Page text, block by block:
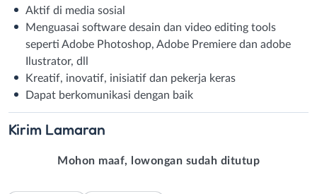
Aktif di media sosial
Menguasai software desain dan video editing tools
seperti Adobe Photoshop, Adobe Premiere dan adobe
Ilustrator, dll
Kreatif, inovatif, inisiatif dan pekerja keras
Dapat berkomunikasi dengan baik
Kirim Lamaran
Mohon maaf, lowongan sudah ditutup